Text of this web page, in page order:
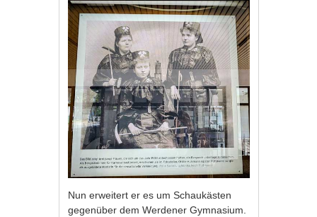
Nun erweitert er es um Schaukästen
gegenüber dem Werdener Gymnasium.